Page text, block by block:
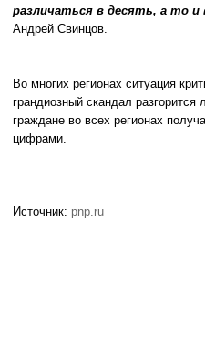
различаться в десять, а то и
Андрей Свинцов.
Во многих регионах ситуация
грандиозный скандал
граждане во всех регионах
цифрами.
Источник: pnp.ru